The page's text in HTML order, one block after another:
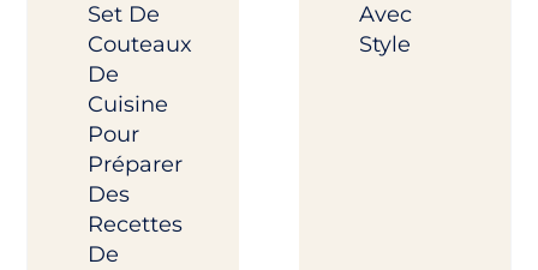
Set De
Couteaux
De
Cuisine
Pour
Préparer
Des
Recettes
De
Avec
Style